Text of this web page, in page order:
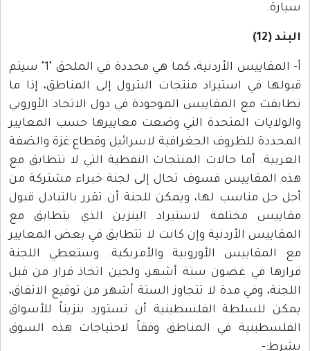
سيارة.
البند (12)
أ- المقاييس الأردنية، كما هي محددة في الملحق "1" سيتم
قبولها في استيراد منتجات البترول إلى المناطق، إذا ما
تطابقت مع المقاييس الموجودة في دول الاتحاد الأوروبي
والولايات المتحدة التي وضعت معاييرها حسب المعايير
المحددة للظروف الجغرافية لاسرائيل وقطاع غزة والضفة
الغربية. أما حالات المنتجات النفطية التي لا تتطابق مع
هذه المقاييس فسوف تحال إلى لجنة خبراء مشتركة من
أجل حل مناسب لها، ويمكن للجنة أن تقرر بالتبادل قبول
مقاييس مختلفة لاستيراد البنزين الذي يتطابق مع
المقاييس الأردنية وإن كانت لا تتطابق في بعض المعايير
مع المقاييس الأوروبية والأمريكية. وستعطي اللجنة
قرارها في غضون ستة أشهر، ولحين اتخاذ قرار من قبل
اللجنة، وفي مدة لا تتجاوز الستة أشهر من توقيع الاتفاق،
يمكن للسلطة الفلسطينية أن تستورد بنزيناً للأسواق
الفلسطينية في المناطق وفقاً لاحتياجات هذه السوق
بشرط:-